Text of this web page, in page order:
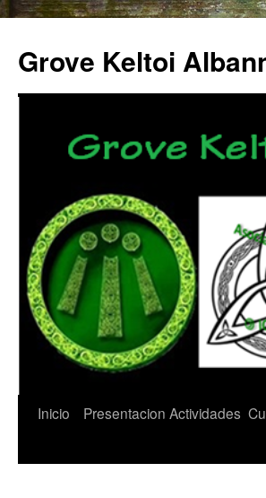
Grove Keltoi
Saltar
Inicio Presentacion Actividades